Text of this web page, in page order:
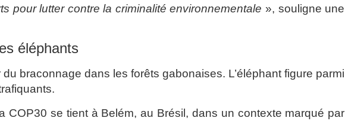
pour lutter contre la criminalité environnementale », souligne une
éléphants
braconnage dans les forêts gabonaises. L’éléphant figure parmi
COP30 se tient à Belém, au Brésil, dans un contexte marqué par